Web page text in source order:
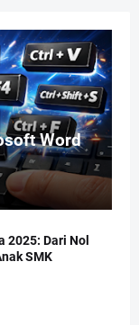
Word
2025: Dari Nol
SMK